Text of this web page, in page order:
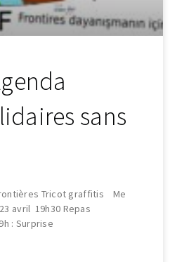
sans
Tricot graffitis Me
avril 19h30 Repas
: Surprise